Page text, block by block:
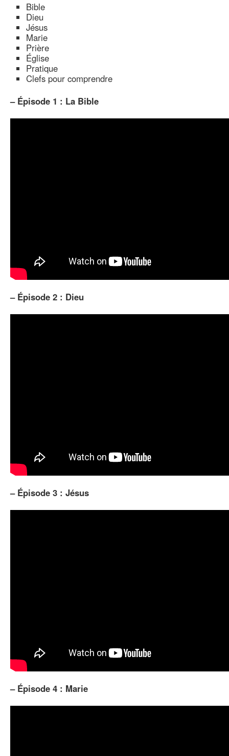
Bible
Dieu
Jésus
Marie
Prière
Église
Pratique
Clefs pour comprendre
– Épisode 1 : La Bible
– Épisode 2 : Dieu
– Épisode 3 : Jésus
– Épisode 4 : Marie